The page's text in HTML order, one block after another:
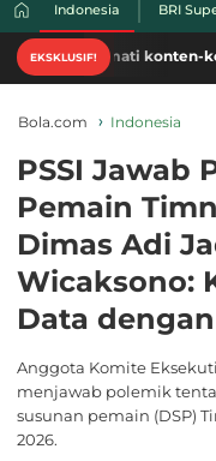
Indonesia BRI
EKSKLUSIF!
konten-konten Piala
Bola.com Indonesia
PSSI Jawab
Pemain
Dimas Adi
Wicaksono:
Data
Anggota Komite
menjawab polemik
susunan pemain (DSP)
2026.